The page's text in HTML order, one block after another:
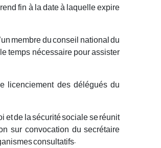
fin à la date à laquelle expire
membre du conseil national du
temps nécessaire pour assister
licenciement des délégués du
et de la sécurité sociale se réunit
sur convocation du secrétaire
consultatifs.